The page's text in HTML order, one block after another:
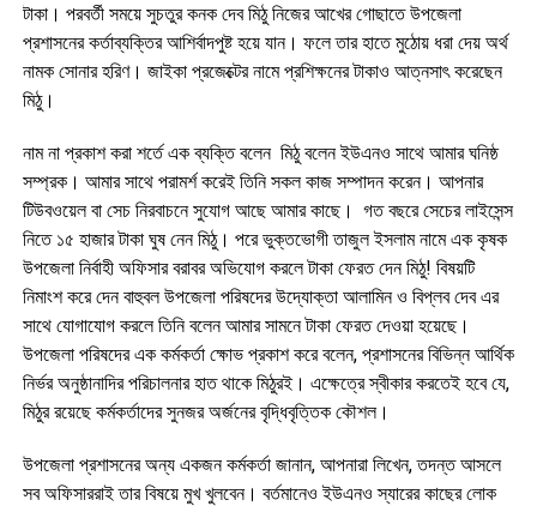
টাকা। পরবর্তী সময়ে সুচতুর কনক দেব মিঠু নিজের আখের গোছাতে উপজেলা
প্রশাসনের কর্তাব্যক্তির আশির্বাদপুষ্ট হয়ে যান। ফলে তার হাতে মুঠোয় ধরা দেয় অর্থ
নামক সোনার হরিণ। জাইকা প্রজেক্টের নামে প্রশিক্ষনের টাকাও আত্নসাৎ করেছেন
মিঠু।
নাম না প্রকাশ করা শর্তে এক ব্যক্তি বলেন মিঠু বলেন ইউএনও সাথে আমার ঘনিষ্ঠ
সম্প্রক। আমার সাথে পরামর্শ করেই তিনি সকল কাজ সম্পাদন করেন। আপনার
টিউবওয়েল বা সেচ নিরবাচনে সুযোগ আছে আমার কাছে। গত বছরে সেচের লাইসেন্স
নিতে ১৫ হাজার টাকা ঘুষ নেন মিঠু। পরে ভুক্তভোগী তাজুল ইসলাম নামে এক কৃষক
উপজেলা নির্বাহী অফিসার বরাবর অভিযোগ করলে টাকা ফেরত দেন মিঠু! বিষয়টি
নিমাংশ করে দেন বাহুবল উপজেলা পরিষদের উদ্যোক্তা আলামিন ও বিপ্লব দেব এর
সাথে যোগাযোগ করলে তিনি বলেন আমার সামনে টাকা ফেরত দেওয়া হয়েছে।
উপজেলা পরিষদের এক কর্মকর্তা ক্ষোভ প্রকাশ করে বলেন, প্রশাসনের বিভিন্ন আর্থিক
নির্ভর অনুষ্ঠানাদির পরিচালনার হাত থাকে মিঠুরই। এক্ষেত্রে স্বীকার করতেই হবে যে,
মিঠুর রয়েছে কর্মকর্তাদের সুনজর অর্জনের বৃদ্ধিবৃত্তিক কৌশল।
উপজেলা প্রশাসনের অন্য একজন কর্মকর্তা জানান, আপনারা লিখেন, তদন্ত আসলে
সব অফিসাররাই তার বিষয়ে মুখ খুলবেন। বর্তমানেও ইউএনও স্যারের কাছের লোক